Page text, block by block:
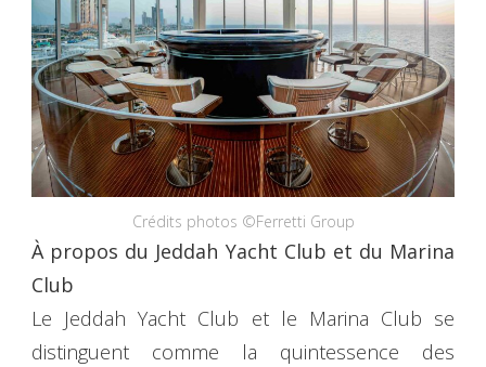
Crédits photos ©Ferretti Group
À propos du Jeddah Yacht Club et du Marina
Club
Le Jeddah Yacht Club et le Marina Club se
distinguent comme la quintessence des